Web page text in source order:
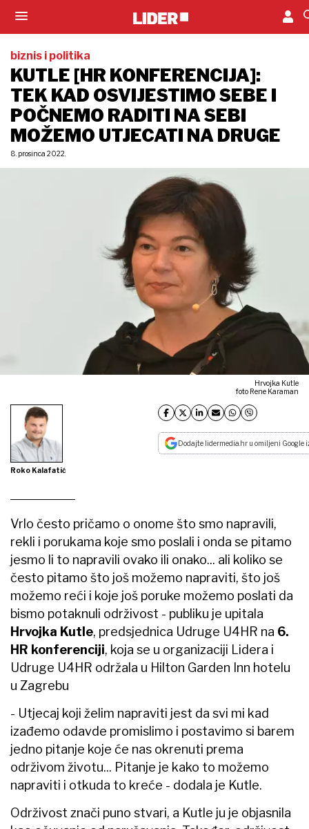
biznis i politika
KUTLE [HR KONFERENCIJA]:
TEK KAD OSVIJESTIMO SEBE I
POČNEMO RADITI NA SEBI
MOŽEMO UTJECATI NA DRUGE
8. prosinca 2022.
Hrvojka Kutle
foto Rene Karaman
Roko Kalafatić
Dodajte lidermedia.hr u omiljeni Google
Vrlo često pričamo o onome što smo napravili,
rekli i porukama koje smo poslali i onda se pitamo
jesmo li to napravili ovako ili onako... ali koliko se
često pitamo što još možemo napraviti, što još
možemo reći i koje još poruke možemo poslati da
bismo potaknuli održivost - publiku je upitala
Hrvojka Kutle, predsjednica Udruge U4HR na 6.
HR konferenciji, koja se u organizaciji Lidera i
Udruge U4HR održala u Hilton Garden Inn hotelu
u Zagrebu
- Utjecaj koji želim napraviti jest da svi mi kad
izađemo odavde promislimo i postavimo si barem
jedno pitanje koje će nas okrenuti prema
održivom životu... Pitanje je kako to možemo
napraviti i otkuda to kreće - dodala je Kutle.
Održivost znači puno stvari, a Kutle ju je objasnila